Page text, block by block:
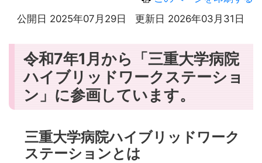
公開日 2025年07月29日
更新日 2026年03月31日
令和7年1月から「三重大学病院
ハイブリッドワークステーショ
ン」に参画しています。
三重大学病院ハイブリッドワーク
ステーションとは